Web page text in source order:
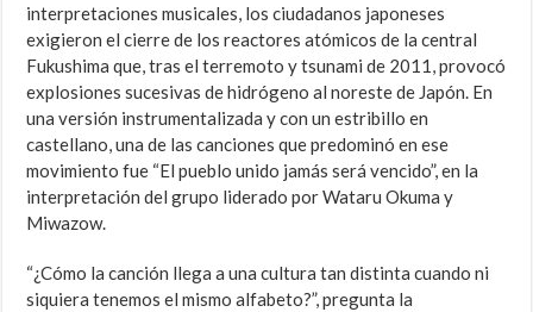
interpretaciones musicales, los ciudadanos japoneses
exigieron el cierre de los reactores atómicos de la central
Fukushima que, tras el terremoto y tsunami de 2011, provocó
explosiones sucesivas de hidrógeno al noreste de Japón. En
una versión instrumentalizada y con un estribillo en
castellano, una de las canciones que predominó en ese
movimiento fue “El pueblo unido jamás será vencido”, en la
interpretación del grupo liderado por Wataru Okuma y
Miwazow.
“¿Cómo la canción llega a una cultura tan distinta cuando ni
siquiera tenemos el mismo alfabeto?”, pregunta la